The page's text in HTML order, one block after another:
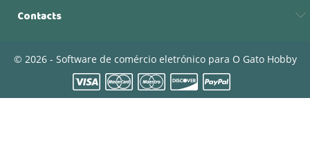
Contacts
© 2026 - Software de comércio eletrónico para O Gato Hobby